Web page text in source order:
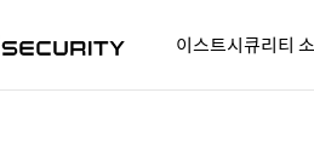
이스트시큐리티